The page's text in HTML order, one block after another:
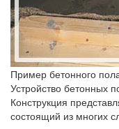
Пример бетонного
Устройство бетонных
Конструкция
состоящий из многих